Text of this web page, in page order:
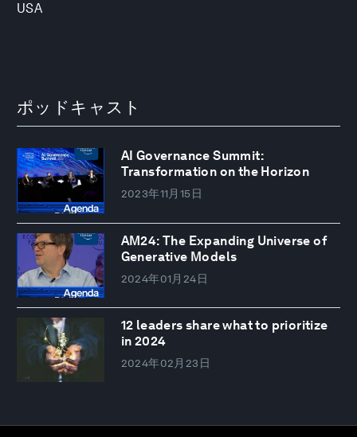
USA
ポッドキャスト
AI Governance Summit:
Transformation on the Horizon
2023年11月15日
AM24: The Expanding Universe of
Generative Models
2024年01月24日
12 leaders share what to prioritize
in 2024
2024年02月23日